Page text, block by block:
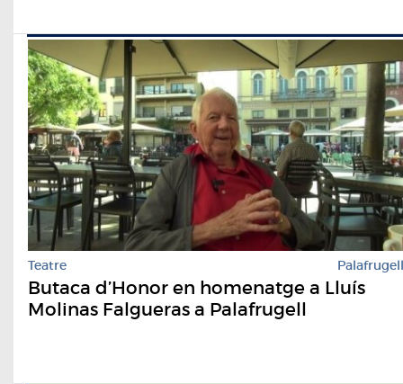
Teatre Palafrugell
Butaca d’Honor en homenatge a Lluís
Molinas Falgueras a Palafrugell